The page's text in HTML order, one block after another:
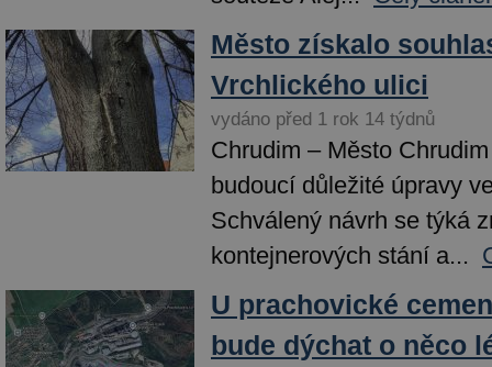
Město získalo
Vrchlického ulici
vydáno před 1 rok 14 týdnů
Chrudim – Město
budoucí důležité úpravy
Schválený návrh se týká
kontejnerových stání a...
U prachovické
bude dýchat o něco